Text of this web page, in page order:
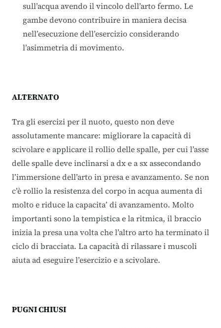
sull’acqua avendo il vincolo dell’arto fermo. Le
gambe devono contribuire in maniera decisa
nell’esecuzione dell’esercizio considerando
l’asimmetria di movimento.
ALTERNATO
Tra gli esercizi per il nuoto, questo non deve
assolutamente mancare: migliorare la capacità di
scivolare e applicare il rollio delle spalle, per cui l’asse
delle spalle deve inclinarsi a dx e a sx assecondando
l’immersione dell’arto in presa e avanzamento. Se non
c’è rollio la resistenza del corpo in acqua aumenta di
molto e riduce la capacita’ di avanzamento. Molto
importanti sono la tempistica e la ritmica, il braccio
inizia la presa una volta che l’altro arto ha terminato il
ciclo di bracciata. La capacità di rilassare i muscoli
aiuta ad eseguire l’esercizio e a scivolare.
PUGNI CHIUSI